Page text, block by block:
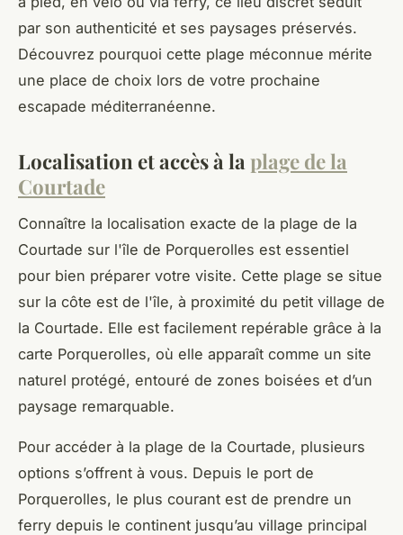
par son authenticité et ses paysages préservés.
Découvrez pourquoi cette plage méconnue mérite
une place de choix lors de votre prochaine
escapade méditerranéenne.
Localisation et accès à la plage de la
Courtade
Connaître la localisation exacte de la plage de la
Courtade sur l'île de Porquerolles est essentiel
pour bien préparer votre visite. Cette plage se situe
sur la côte est de l'île, à proximité du petit village de
la Courtade. Elle est facilement repérable grâce à la
carte Porquerolles, où elle apparaît comme un site
naturel protégé, entouré de zones boisées et d’un
paysage remarquable.
Pour accéder à la plage de la Courtade, plusieurs
options s’offrent à vous. Depuis le port de
Porquerolles, le plus courant est de prendre un
ferry depuis le continent jusqu’au village principal